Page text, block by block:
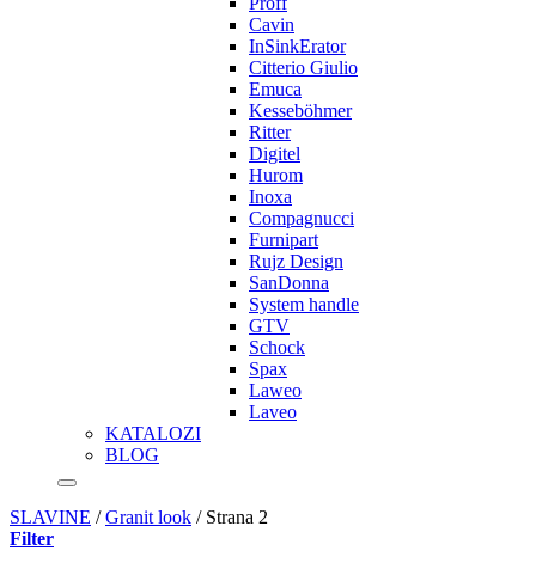
Cavin
InSinkErator
Citterio Giulio
Emuca
Kesseböhmer
Ritter
Digitel
Hurom
Inoxa
Compagnucci
Furnipart
Rujz Design
SanDonna
System handle
GTV
Schock
Spax
Laweo
Laveo
KATALOZI
BLOG
SLAVINE / Granit look /Strana 2
Filter